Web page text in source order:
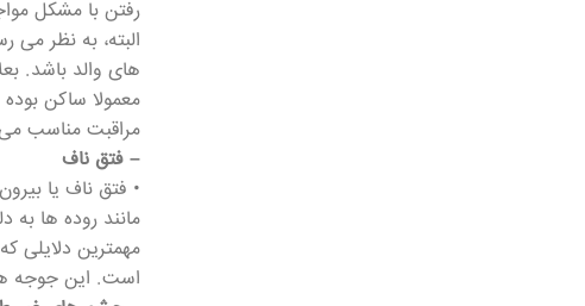
رفتن با مشکل
البته، به نظر می
های والد باشد.
معمولا ساکن
مراقبت مناسب می
– فتق ناف
• فتق ناف یا
مانند روده ها
مهمترین دلایلی
است. این جوجه